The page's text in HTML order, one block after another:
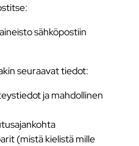
sähköpostiin
seuraavat tiedot:
ja mahdollinen
(mistä kielistä mille